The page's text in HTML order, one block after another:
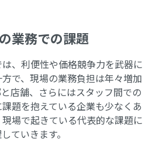
業務での課題
、利便性や価格競争力を武器に
で、現場の業務負担は年々増加
店舗、さらにはスタッフ間での
題を抱えている企業も少なくあ
場で起きている代表的な課題に
ていきます。